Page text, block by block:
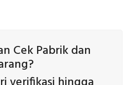
Cek Pabrik dan